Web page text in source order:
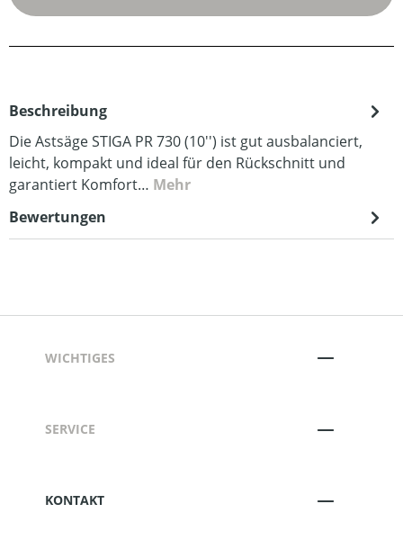
Beschreibung
Die Astsäge STIGA PR 730 (10'') ist gut ausbalanciert,
leicht, kompakt und ideal für den Rückschnitt und
garantiert Komfort… Mehr
Bewertungen
WICHTIGES
SERVICE
KONTAKT